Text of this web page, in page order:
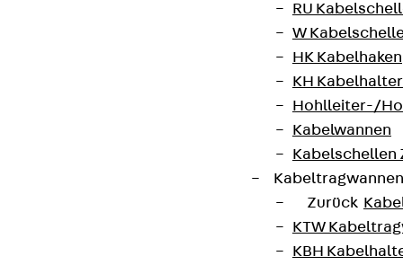
RU
W
HK Kabelhaken
KH Kabelhalter
Hohlleiter-/
Kabelwannen
Kabelschellen
Zurück
KTW
KBH